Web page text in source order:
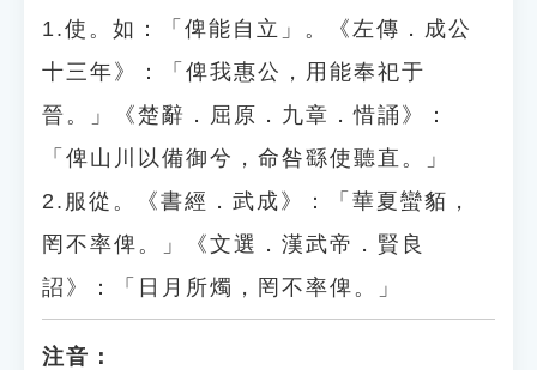
1.使。如：「俾能自立」。《左傳．成公
十三年》：「俾我惠公，用能奉祀于
晉。」《楚辭．屈原．九章．惜誦》：
「俾山川以備御兮，命咎繇使聽直。」
2.服從。《書經．武成》：「華夏蠻貊，
罔不率俾。」《文選．漢武帝．賢良
詔》：「日月所燭，罔不率俾。」
注音：